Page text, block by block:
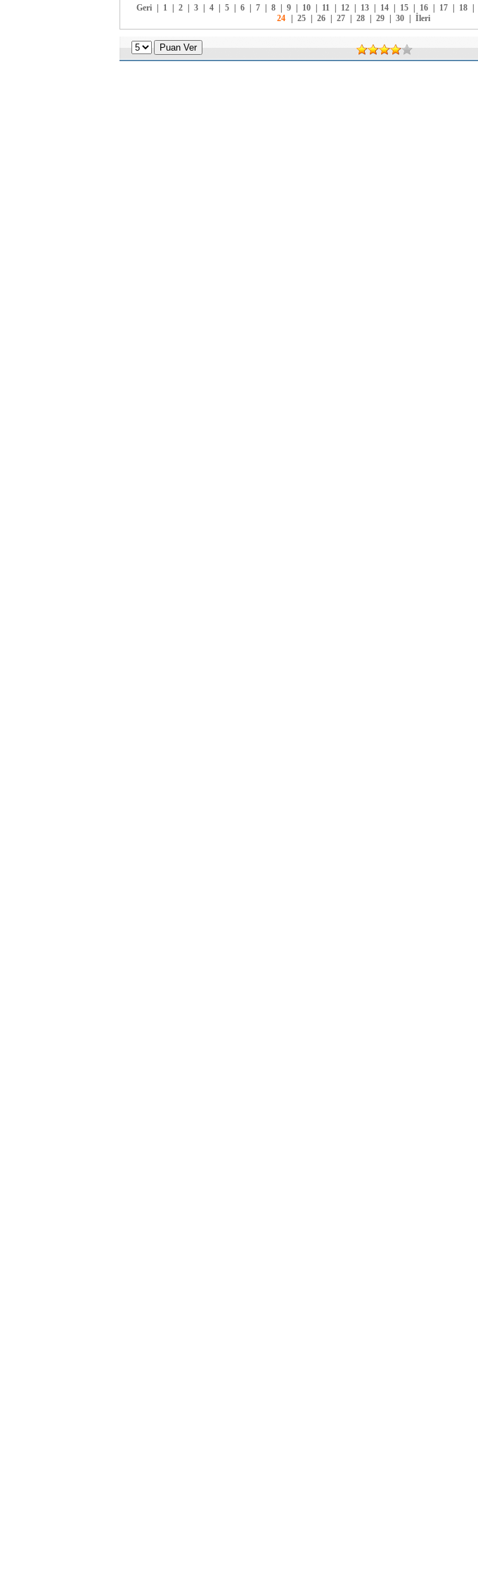
Geri 1 2 3 4 5 6 7 8 9 10 11 12 13 14 15 16 17 18
24
25 26 27 28 29 30 İleri